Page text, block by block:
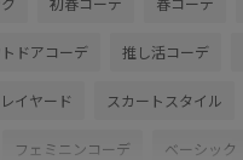
ドアコーデ 推し活コーデ
レイヤード スカートスタイル
フェミニンコーデ ベーシック